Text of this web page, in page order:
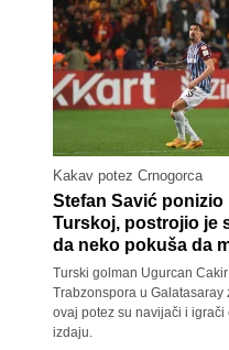
Kakav potez Crnogorca
Stefan Savić ponizio
Turskoj, postrojio je
da neko pokuša da
Turski golman Ugurcan
Trabzonspora u Galatasaray
ovaj potez su navijači i
izdaju.